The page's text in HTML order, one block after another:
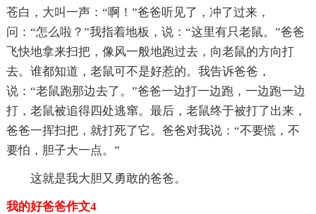
苍白，大叫一声：“啊！”爸爸听见了，冲了过来，
问：“怎么啦？”我指着地板，说：“这里有只老鼠。”爸爸
飞快地拿来扫把，像风一般地跑过去，向老鼠的方向打
去。谁都知道，老鼠可不是好惹的。我告诉爸爸，
说：“老鼠跑那边去了。”爸爸一边打一边跑，一边跑一边
打，老鼠被追得四处逃窜。最后，老鼠终于被打了出来，
爸爸一挥扫把，就打死了它。爸爸对我说：“不要慌，不
要怕，胆子大一点。”
这就是我大胆又勇敢的爸爸。
我的好爸爸作文4